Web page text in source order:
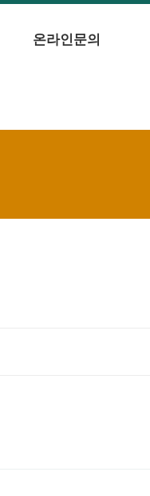
온라인문의